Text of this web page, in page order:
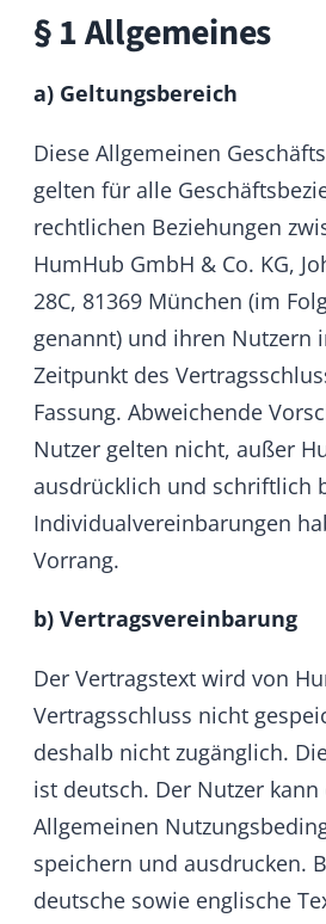
Diese Allgemeinen
gelten für alle
HumHub GmbH & Co. KG,
28C, 81369 München (im
genannt) und ihren Nutzern in
Zeitpunkt des Vertragsschlusses
Fassung. Abweichende
Nutzer gelten nicht, außer
ausdrücklich und schriftlich
Individualvereinbarungen haben
Vorrang.
b) Vertragsvereinbarung
Der Vertragstext wird von
Vertragsschluss nicht gespeichert
deshalb nicht zugänglich. Die
ist deutsch. Der Nutzer kann diese
speichern und ausdrucken.
deutsche sowie englische
nebeneinander, gilt im Zweifel
der deutschen Fassung.
c) Vertragsbestandteile
HumHub ist Anbieter der
Source Lösung HumHub (im